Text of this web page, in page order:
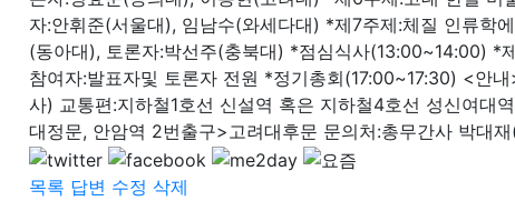
자:안휘준(서울대), 임남수(와세다대) *제7주제:체질 인류학
(동아대), 토론자:박선주(충북대) *점심식사(13:00~14:00) *
참여자:발표자및 토론자 전원 *정기총회(17:00~17:30) <안
사) 교통편:지하철1호선 신설역 혹은 지하철4호선 성신여대
대정문, 안암역 2번출구>고려대후문 문의처:총무간사 박대
목록 답변 수정 삭제